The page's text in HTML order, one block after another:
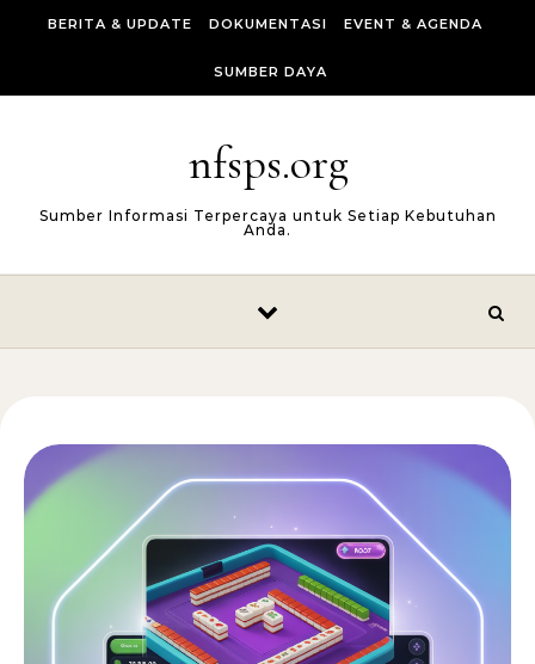
BERITA & UPDATE DOKUMENTASI EVENT & AGENDA
SUMBER DAYA
nfsps.org
Sumber Informasi Terpercaya untuk Setiap Kebutuhan
Anda.